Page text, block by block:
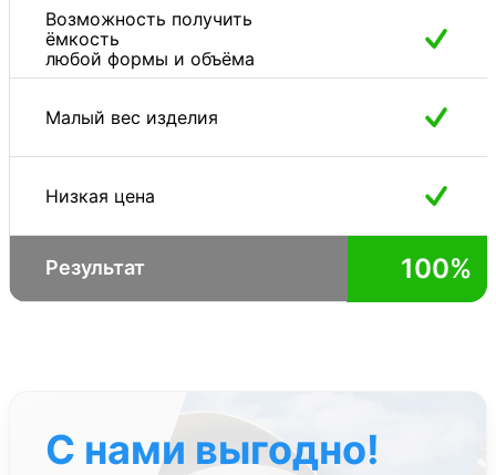
Возможность получить
ёмкость
любой формы и объёма
Малый вес изделия
Низкая цена
Результат 100%
С нами выгодно!